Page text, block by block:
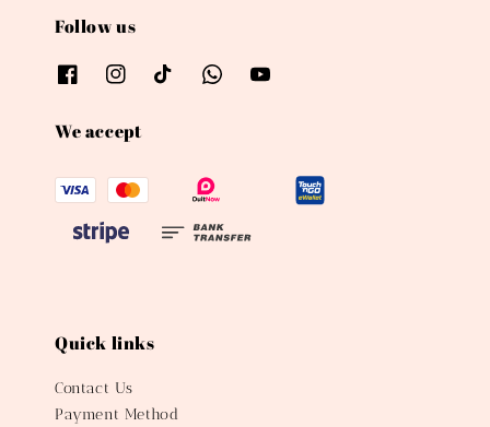
Follow us
We accept
Quick links
Contact Us
Payment Method